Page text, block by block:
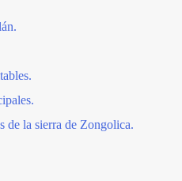
de la sierra de Zongolica.